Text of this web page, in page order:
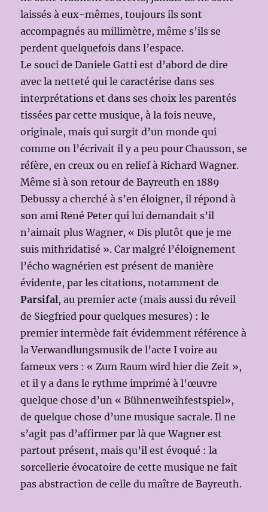
laissés à eux-mêmes, toujours ils sont
accompagnés au millimètre, même s’ils se
perdent quelquefois dans l’espace.
Le souci de Daniele Gatti est d’abord de dire
avec la netteté qui le caractérise dans ses
interprétations et dans ses choix les parentés
tissées par cette musique, à la fois neuve,
originale, mais qui surgit d’un monde qui
comme on l’écrivait il y a peu pour Chausson, se
réfère, en creux ou en relief à Richard Wagner.
Même si à son retour de Bayreuth en 1889
Debussy a cherché à s’en éloigner, il répond à
son ami René Peter qui lui demandait s’il
n’aimait plus Wagner, « Dis plutôt que je me
suis mithridatisé ». Car malgré l’éloignement
l’écho wagnérien est présent de manière
évidente, par les citations, notamment de
Parsifal, au premier acte (mais aussi du réveil
de Siegfried pour quelques mesures) : le
premier intermède fait évidemment référence à
la Verwandlungsmusik de l’acte I voire au
fameux vers : « Zum Raum wird hier die Zeit »,
et il y a dans le rythme imprimé à l’œuvre
quelque chose d’un « Bühnenweihfestspiel»,
de quelque chose d’une musique sacrale. Il ne
s’agit pas d’affirmer par là que Wagner est
partout présent, mais qu’il est évoqué : la
sorcellerie évocatoire de cette musique ne fait
pas abstraction de celle du maître de Bayreuth.